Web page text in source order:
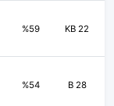
%59 KB 22
%54 B 28